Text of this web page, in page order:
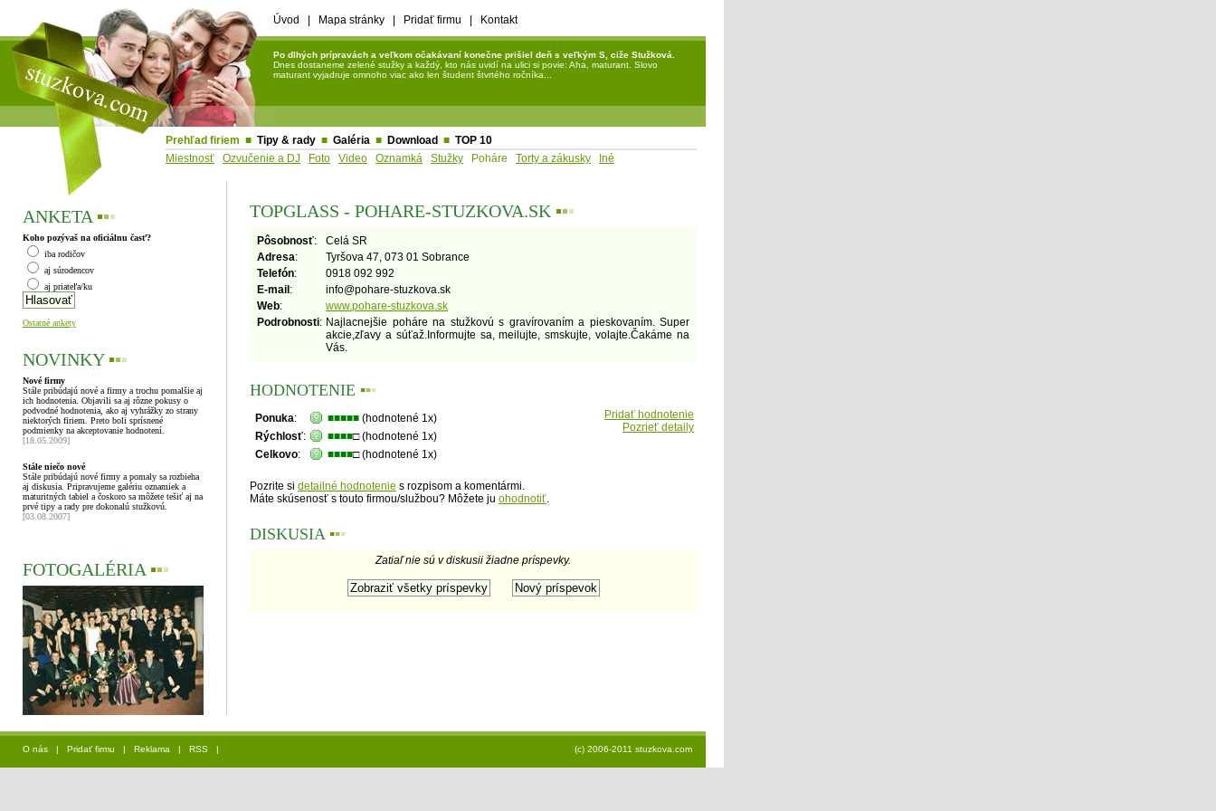
Úvod Mapa stránky Pridať firmu Kontakt
Po dlhých prípravách a veľkom očakávaní konečne prišiel deň s veľkým S, ciže Stužková.
Dnes dostaneme zelené stužky a každý, kto nás uvidí na ulici si povie: Aha, maturant. Slovo
maturant vyjadruje omnoho viac ako len študent štvrtého ročníka...
Prehľad firiem ■ Tipy & rady ■ Galéria ■ Download ■ TOP 10
Miestnosť
Ozvučenie a DJ Foto Video Oznamká Stužky Poháre Torty a zákusky Iné
ANKETA ▪▪▪
Koho pozývaš na oficiálnu časť?
iba rodičov
aj súrodencov
aj priateľa/ku
Ostatné ankety
NOVINKY ▪▪▪
Nové firmy
Stále pribúdajú nové a firmy a trochu pomalšie aj
ich hodnotenia. Objavili sa aj rôzne pokusy o
podvodné hodnotenia, ako aj vyhrážky zo strany
niektorých firiem. Preto boli sprísnené
podmienky na akceptovanie hodnotení.
[18.05.2009]
Stále niečo nové
Stále pribúdajú nové firmy a pomaly sa rozbieha
aj diskusia. Pripravujeme galériu oznamiek a
maturitných tabiel a čoskoro sa môžete tešiť aj na
prvé tipy a rady pre dokonalú stužkovú.
[03.08.2007]
FOTOGALÉRIA ▪▪▪
TOPGLASS - POHARE-STUZKOVA.SK ▪▪▪
Pôsobnosť:
Celá SR
Adresa:
Tyršova 47, 073 01 Sobrance
Telefón:
0918 092 992
E-mail : info@pohare-stuzkova.sk
Web:
www.pohare-stuzkova.sk
Podrobnosti: Najlacnejšie poháre na stužkovú s gravírovaním a pieskovaním. Super
akcie,zľavy a súťaž.Informujte sa, meilujte, smskujte, volajte.Čakáme na
Vás.
HODNOTENIE ▪▪▪
Ponuka: ■■■■■ (hodnotené 1x)
Rýchlosť: ■■■■□ (hodnotené 1x)
Celkovo: ■■■■□ (hodnotené 1x)
Pridať hodnotenie
Pozrieť detaily
Pozrite si detailné hodnotenie s rozpisom a komentármi.
Máte skúsenosť s touto firmou/službou? Môžete ju ohodnotiť.
DISKUSIA ▪▪▪
Zatiaľ nie sú v diskusii žiadne príspevky.
O nás | Pridať firmu | Reklama | RSS | (c) 2006-2011 stuzkova.com